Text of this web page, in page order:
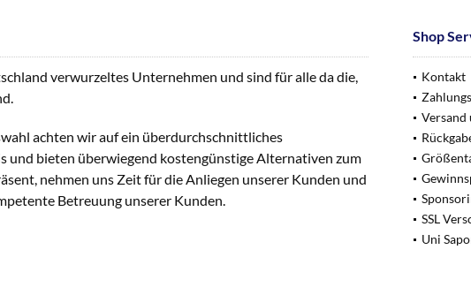
verwurzeltes Unternehmen und sind für alle da die,
achten wir auf ein überdurchschnittliches
und bieten überwiegend kostengünstige Alternativen zum
nehmen uns Zeit für die Anliegen unserer Kunden und
Betreuung unserer Kunden.
Shop
Kontakt
Versand
SSL
Uni